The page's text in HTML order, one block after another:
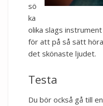
sö
ka
olika slags
för att på så sätt
det skönaste ljudet.
Testa
Du bör också gå till